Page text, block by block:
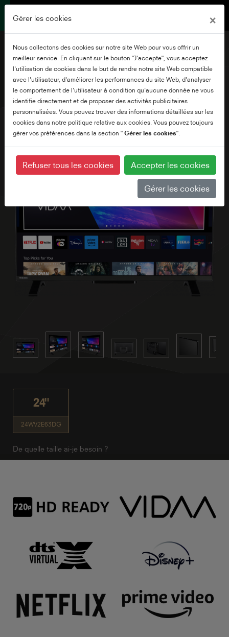
24" HD READY VIDAA TV
24"
24WV2E63DG
De quelle taille ai-je besoin ?
Gérer les cookies ×
Nous collectons des cookies sur notre site Web pour vous offrir un
meilleur service. En cliquant sur le bouton "J'accepte", vous acceptez
l'utilisation de cookies dans le but de rendre notre site Web compatible
avec l'utilisateur, d'améliorer les performances du site Web, d'analyser
le comportement de l'utilisateur à condition qu'aucune donnée ne vous
identifie directement et de proposer des activités publicitaires
personnalisées. Vous pouvez trouver des informations détaillées sur les
cookies dans notre politique relative aux cookies. Vous pouvez toujours
gérer vos préférences dans la section " Gérer les cookies".
Refuser tous les cookies Accepter les cookies
Gérer les cookies